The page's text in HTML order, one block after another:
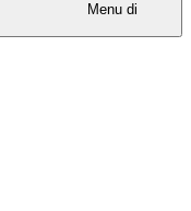
Menu di